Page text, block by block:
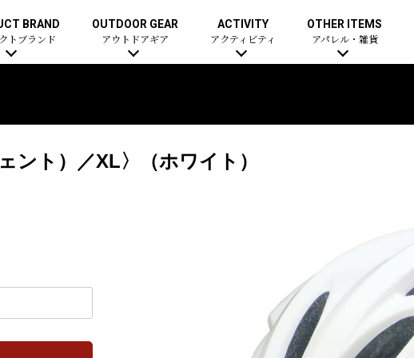
BRAND
トブランド
OUTDOOR GEAR
アウトドアギア
ACTIVITY
アクティビティ
OTHER ITEMS
アパレル・雑貨
ント）／XL〉（ホワイト）